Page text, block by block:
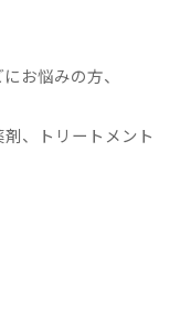
お悩みの方、
、トリートメント